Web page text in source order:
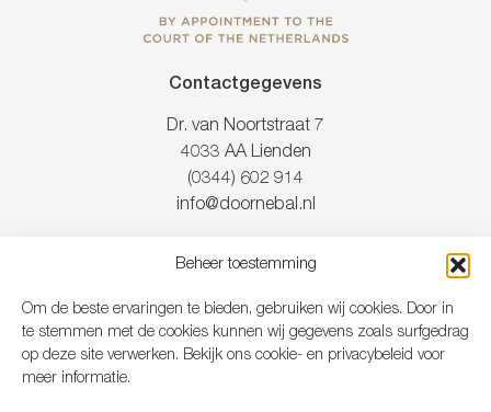
Beheer toestemming
Om de beste ervaringen te bieden, gebruiken wij cookies. Door in
te stemmen met de cookies kunnen wij gegevens zoals surfgedrag
op deze site verwerken. Bekijk ons cookie- en privacybeleid voor
meer informatie.
Contactgegevens
Dr. van Noortstraat 7
4033 AA Lienden
(0344) 602 914
info@doornebal.nl
Zo – Ma
Di t/m vr
Za
gesloten
10.00 – 17.30
10.00 – 17.00